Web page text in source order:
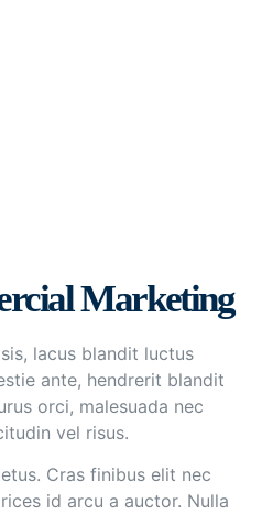
Marketing
lacus blandit luctus
ante, hendrerit blandit
orci, malesuada nec
vel risus.
Cras finibus elit nec
id arcu a auctor. Nulla